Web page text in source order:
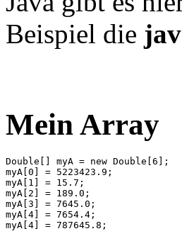
Beispiel die
Mein Array
Double[] myA = new Double[6];
myA[0] = 5223423.9;
myA[1] = 15.7;
myA[2] = 189.0;
myA[3] = 7645.0;
myA[4] = 7654.4;